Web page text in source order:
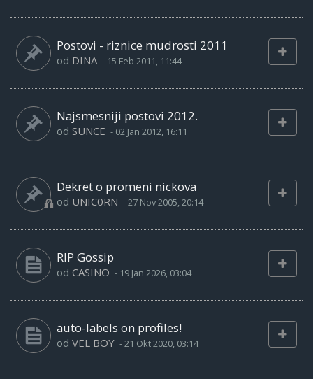
Postovi - riznice mudrosti 2011
od DINA - 15 Feb 2011, 11:44
Najsmesniji postovi 2012.
od SUNCE - 02 Jan 2012, 16:11
Dekret o promeni nickova
od UNIC0RN -27 Nov 2005, 20:14
RIP Gossip
od CASINO - 19 Jan 2026, 03:04
auto-labels on profiles!
od VEL BOY -21 Okt 2020, 03:14